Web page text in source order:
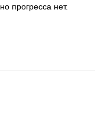
прогресса нет.